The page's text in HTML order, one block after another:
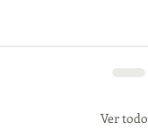
Ver todo